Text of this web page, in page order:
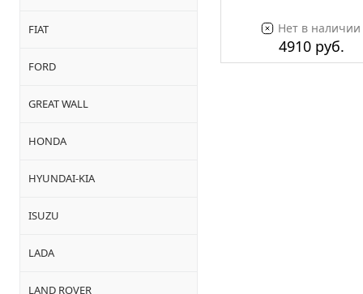
FIAT
FORD
GREAT WALL
HONDA
HYUNDAI-KIA
ISUZU
LADA
LAND ROVER
Нет в наличии
4910 руб.